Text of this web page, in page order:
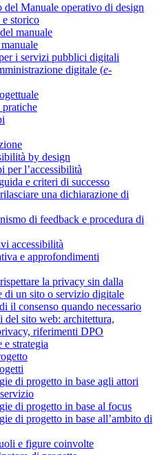
del Manuale operativo di design
e storico
manuale
i servizi pubblici digitali
digitale (e-
by design
per l’accessibilità
e criteri di successo
una dichiarazione di
di feedback e procedura di
accessibilità
e approfondimenti
la privacy sin dalla
di un sito o servizio digitale
il consenso quando necessario
del sito web: architettura,
riferimenti DPO
strategia
di progetto in base agli attori
di progetto in base al focus
di progetto in base all’ambito di
e figure coinvolte